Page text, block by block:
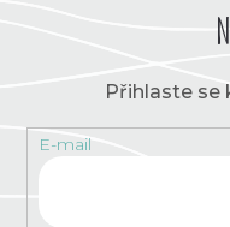
Přihlaste se
E-mail